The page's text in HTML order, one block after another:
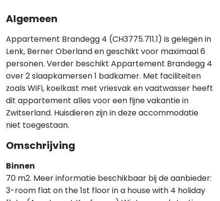
Algemeen
Appartement Brandegg 4 (CH3775.711.1) is gelegen in
Lenk, Berner Oberland en geschikt voor maximaal 6
personen. Verder beschikt Appartement Brandegg 4
over 2 slaapkamersen 1 badkamer. Met faciliteiten
zoals WiFi, koelkast met vriesvak en vaatwasser heeft
dit appartement alles voor een fijne vakantie in
Zwitserland. Huisdieren zijn in deze accommodatie
niet toegestaan.
Omschrijving
Binnen
70 m2. Meer informatie beschikbaar bij de aanbieder:
3-room flat on the 1st floor in a house with 4 holiday